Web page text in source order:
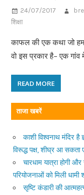
24/07/2017
शिक्षा
काफल की एक कथा जो
वो इस प्रकार है– एक
READ MORE
ताजा खबरें
काशी विश्वनाथ मंदिर है
विरूद्ध पक्ष, शीघ्र आ
चारधाम यात्रा होगी
परियोजनाओं को मिली धामी
सृष्टि कंडारी की